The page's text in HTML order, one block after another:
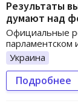
Результаты
думают над
Официальные
парламентском
Украина
Подробнее